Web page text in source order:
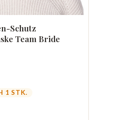
Schutz
Team Bride
1 STK.